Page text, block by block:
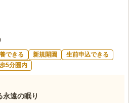
できる 新規開園
生前申込できる
5分圏内
永遠の眠り